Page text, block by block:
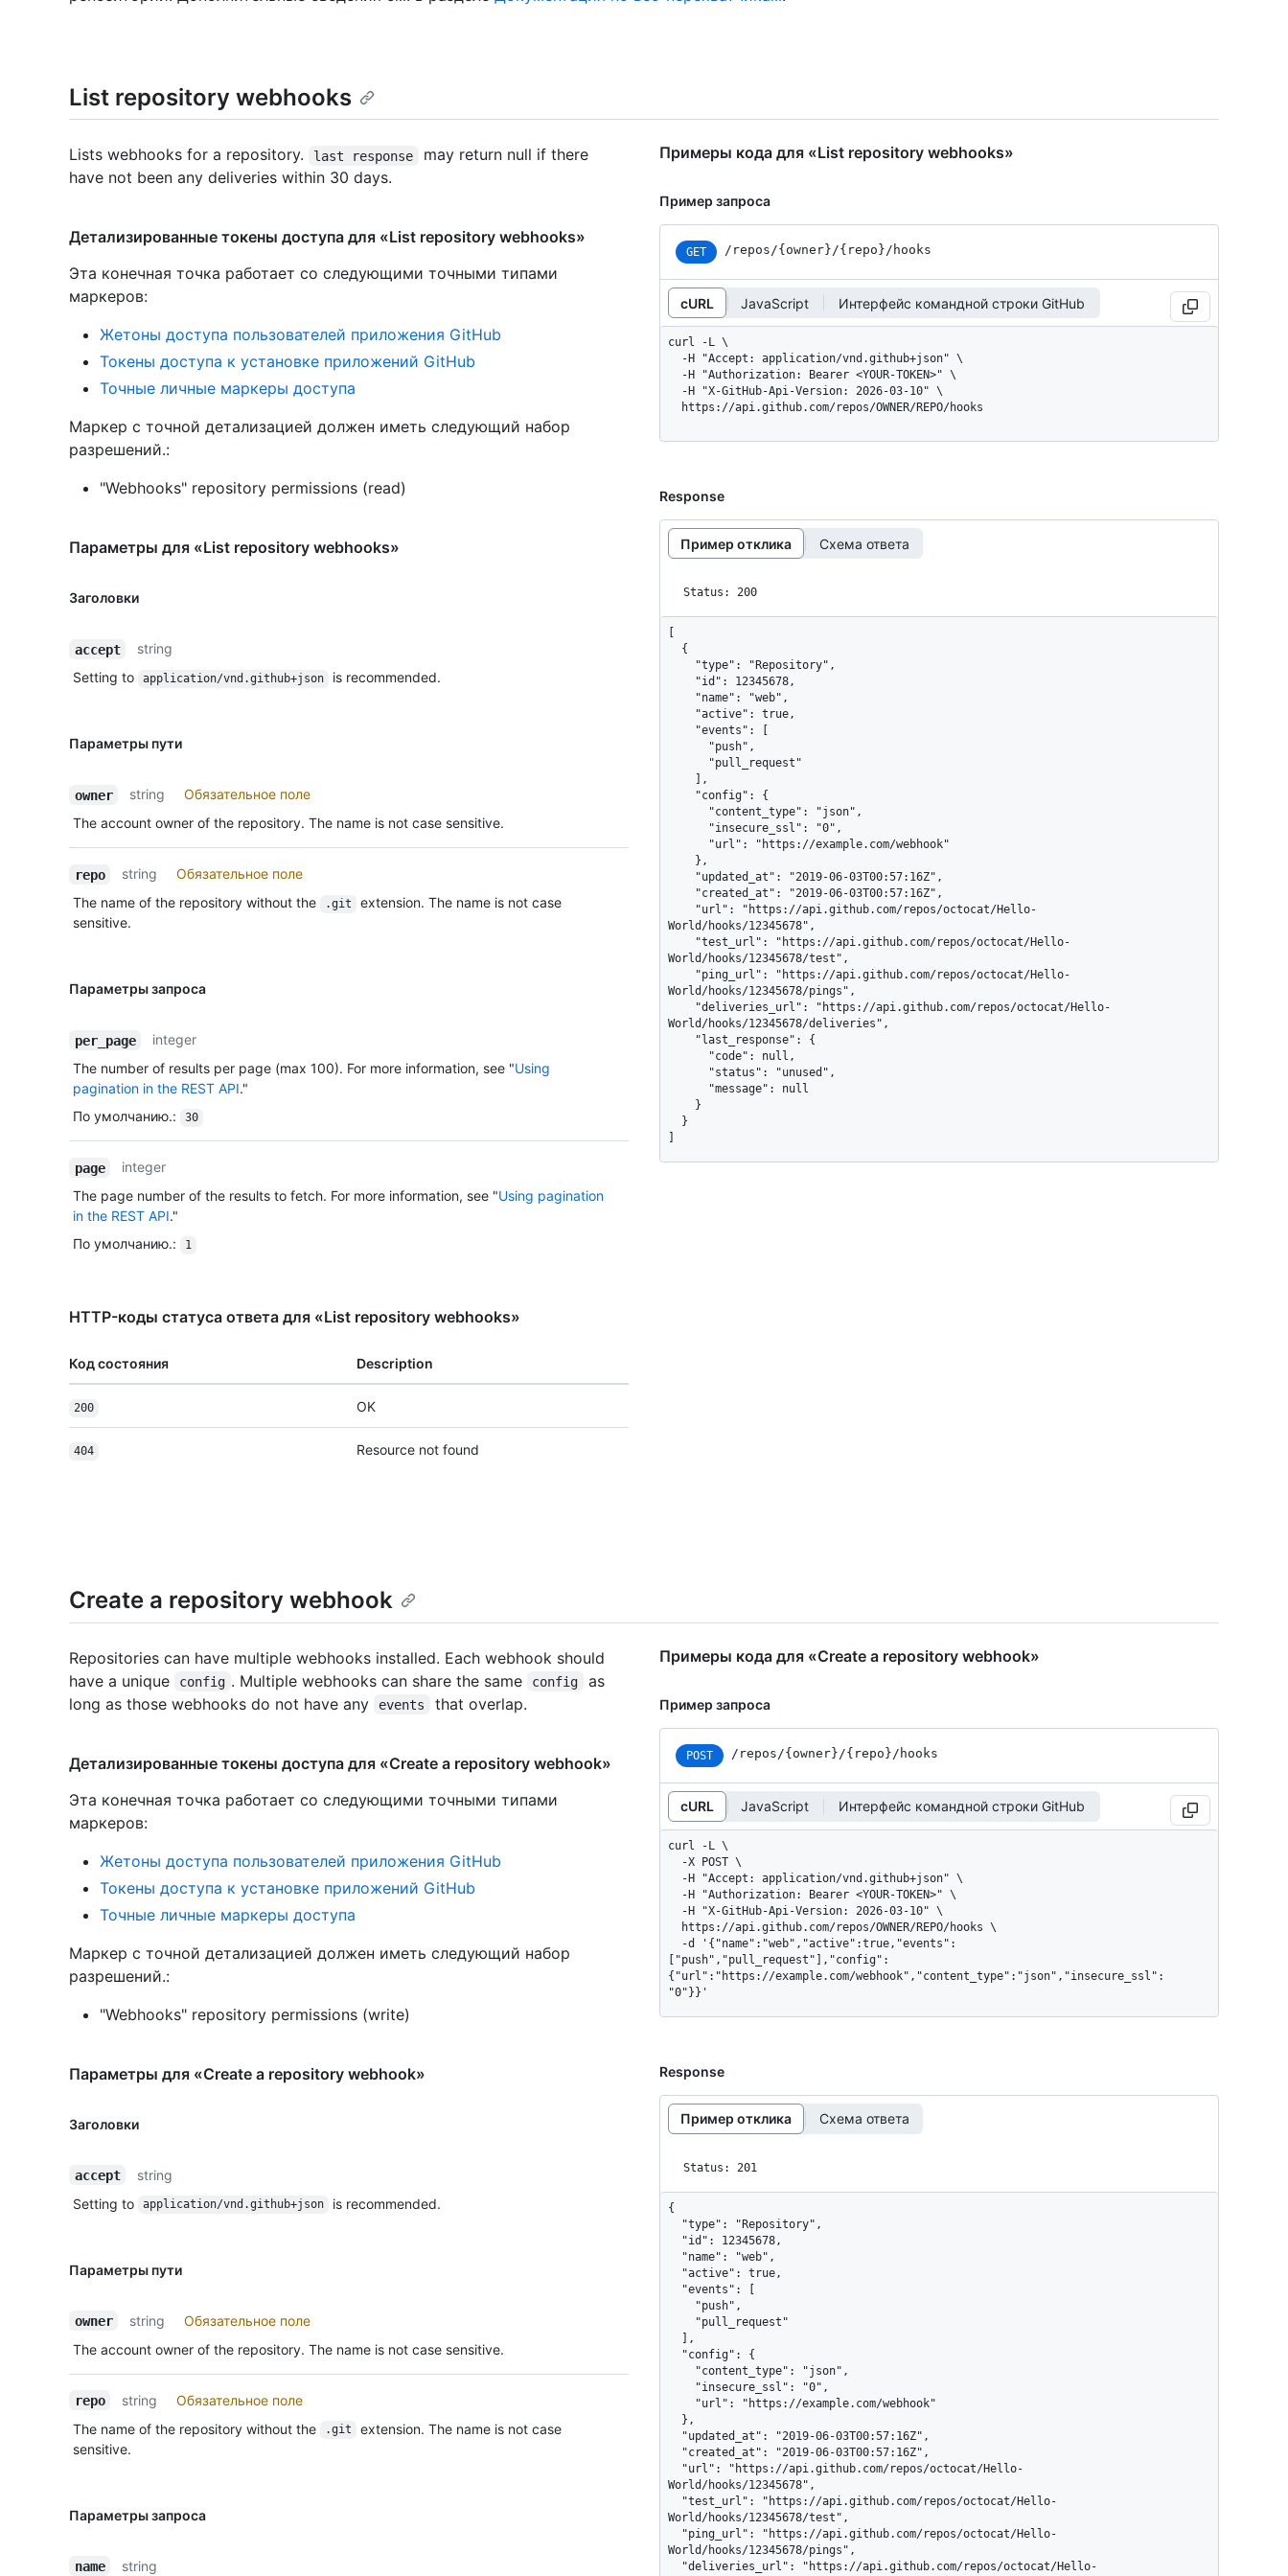
List repository webhooks
Lists webhooks for a repository. last response
may return null if there
have not been any deliveries within 30 days.
Детализированные токены доступа для «List repository webhooks»
Эта конечная точка работает со следующими точными типами
маркеров:
Жетоны доступа пользователей приложения GitHub
Токены доступа к установке приложений GitHub
Точные личные маркеры доступа
Маркер с точной детализацией должен иметь следующий набор
разрешений.:
"Webhooks" repository permissions (read)
Параметры для «List repository webhooks»
Заголовки
accept
string
Setting to
application/vnd.github+json is recommended.
Параметры пути
owner string
Обязательное поле
The account owner of the repository. The name is not case sensitive.
repo string
Обязательное поле
The name of the repository without the
.git
extension. The name is not case
sensitive.
Параметры запроса
per_page
integer
The number of results per page (max 100). For more information, see "Using
pagination in the REST API."
По умолчанию.: 30
page
integer
The page number of the results to fetch. For more information, see "Using pagination
in the REST API."
По умолчанию.: 1
HTTP-коды статуса ответа для «List repository webhooks»
Код состояния Description
200 OK
404 Resource not found
Примеры кода для «List repository webhooks»
Пример запроса
GET /repos/{owner}/{repo}/hooks
cURL JavaScript Интерфейс командной строки GitHub
curl -L \
  https://api.github.com/repos/OWNER/REPO/hooks
Response
Пример отклика Схема ответа
Status: 200
World/hooks/12345678",
World/hooks/12345678/test",
World/hooks/12345678/pings",
World/hooks/12345678/deliveries",
Create a repository webhook
Repositories can have multiple webhooks installed. Each webhook should
have a unique
config . Multiple webhooks can share the same config
as
long as those webhooks do not have any
events that overlap.
Детализированные токены доступа для «Create a repository webhook»
Эта конечная точка работает со следующими точными типами
маркеров:
Жетоны доступа пользователей приложения GitHub
Токены доступа к установке приложений GitHub
Точные личные маркеры доступа
Маркер с точной детализацией должен иметь следующий набор
разрешений.:
"Webhooks" repository permissions (write)
Параметры для «Create a repository webhook»
Заголовки
accept
string
Setting to
application/vnd.github+json is recommended.
Параметры пути
owner string
Обязательное поле
The account owner of the repository. The name is not case sensitive.
repo string
Обязательное поле
The name of the repository without the
.git
extension. The name is not case
sensitive.
Параметры запроса
name
string
Примеры кода для «Create a repository webhook»
Пример запроса
POST /repos /{owner} /{repo} /hooks
cURL JavaScript Интерфейс командной строки GitHub
curl -L \
["push","pull_request"],"config":
{"url":"https://example.com/webhook","content_type":"json","insecure_ssl":
"0"}}'
Response
Пример отклика Схема ответа
Status: 201
{
World/hooks/12345678",
World/hooks/12345678/test",
World/hooks/12345678/pings",